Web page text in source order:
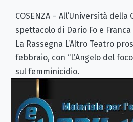
COSENZA – All’Università
spettacolo di Dario Fo e
La Rassegna L’Altro Teatro
febbraio, con “L’Angelo del
sul femminicidio.